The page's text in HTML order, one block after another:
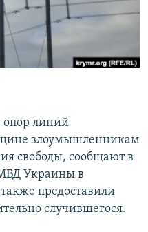
опор линий
злоумышленникам
свободы, сообщают в
Украины в
предоставили
случившегося.